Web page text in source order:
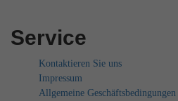
Service
Kontaktieren Sie uns
Impressum
Allgemeine Geschäftsbedingungen